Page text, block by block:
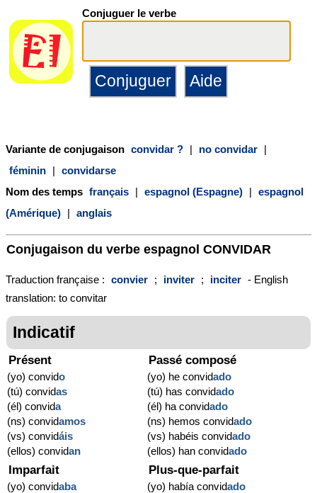
Conjuguer le verbe
Variante de conjugaison convidar ? | no convidar |
féminin | convidarse
Nom des temps français | espagnol (Espagne) | espagnol
(Amérique) | anglais
Conjugaison du verbe espagnol CONVIDAR
Traduction française : convier ; inviter ; inciter - English
translation: to convitar
Indicatif
Présent
(yo) convido
(tú) convidas
(él) convida
(ns) convidamos
(vs) convidáis
(ellos) convidan
Passé composé
(yo) he convidado
(tú) has convidado
(él) ha convidado
(ns) hemos convidado
(vs) habéis convidado
(ellos) han convidado
Imparfait
(yo) convidaba
Plus-que-parfait
(yo) había convidado